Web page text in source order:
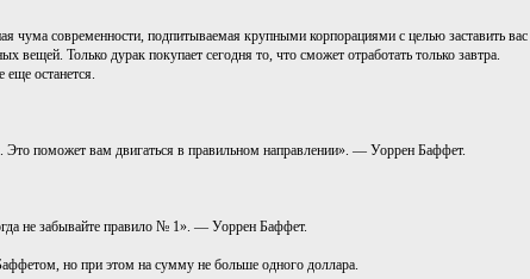
чума современности, подпитываемая крупными корпорациями с целью заставить вас
вещей. Только дурак покупает сегодня то, что сможет отработать только завтра.
останется.
поможет вам двигаться в правильном направлении». — Уоррен Баффет.
не забывайте правило № 1». — Уоррен Баффет.
но при этом на сумму не больше одного доллара.